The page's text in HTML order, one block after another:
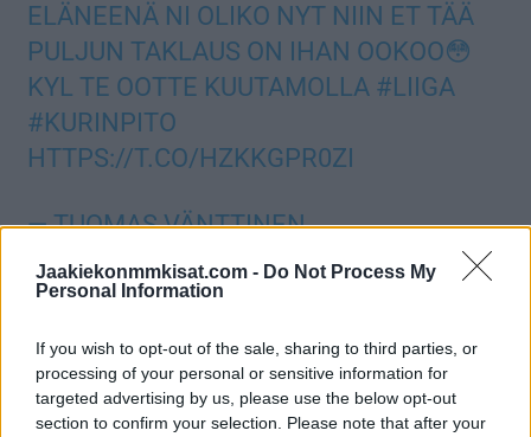
Jaakiekonmmkisat.com - Do Not Process My
Personal Information
If you wish to opt-out of the sale, sharing to third parties, or
processing of your personal or sensitive information for
targeted advertising by us, please use the below opt-out
section to confirm your selection. Please note that after your
ELÄNEENÄ NI OLIKO NYT NIIN ET TÄÄ
PULJUN TAKLAUS ON IHAN OOKOO😳
KYL TE OOTTE KUUTAMOLLA #LIIGA
#KURINPITO
HTTPS://T.CO/HZKKGPR0ZI
— TUOMAS VÄNTTINEN
(@TUOMASVNTTINEN1)NOVEMBER 15,
2020
Jos twiitti ei näy laitteellasi voit katsoa sen Tuomas Vänttisen
Twitter-tililtä.